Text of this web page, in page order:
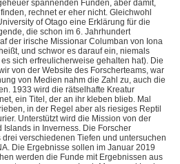
spannenden Funden, aber damit,
rechnet er eher nicht. Gleichwohl
of Otago eine Erklärung für die
die schon im 6. Jahrhundert
der irische Missionar Columban von Iona
und schwor es darauf ein, niemals
sich erfreulicherweise gehalten hat). Die
von der Website des Forscherteams, war
von Medien nahm die Zahl zu, auch die
1933 wird die rätselhafte Kreatur
ein Titel, der an ihr kleben blieb. Mal
in der Regel aber als riesiges Reptil
Unterstützt wird die Mission von der
in Inverness. Die Forscher
verschiedenen Tiefen und untersuchen
Die Ergebnisse sollen im Januar 2019
werden die Funde mit Ergebnissen aus